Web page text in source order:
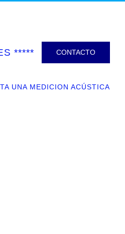
***** CONTACTO
UNA MEDICION ACÚSTICA